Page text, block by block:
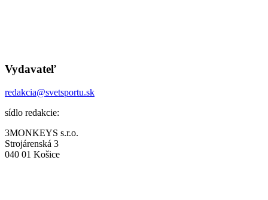
Vydavateľ
redakcia@svetsportu.sk
sídlo redakcie:
3MONKEYS s.r.o.
Strojárenská 3
040 01 Košice